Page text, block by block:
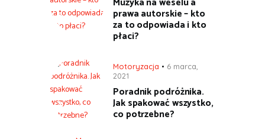
prawa autorskie – kto
za to odpowiada i kto
płaci?
Motoryzacja
6 marca,
2021
Poradnik podróżnika.
Jak spakować wszystko,
co potrzebne?